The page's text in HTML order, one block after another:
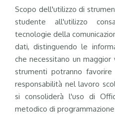
Scopo dell'utilizzo di
studente all'utilizzo
tecnologie della
dati, distinguendo le
che necessitano un
strumenti potranno
responsabilità nel lavoro
si consoliderà l'uso di
metodico di